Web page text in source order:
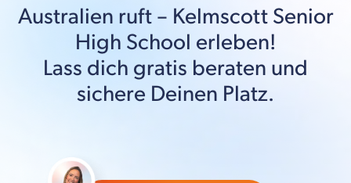
Australien ruft – Kelmscott Senior
High School erleben!
Lass dich gratis beraten und
sichere Deinen Platz.